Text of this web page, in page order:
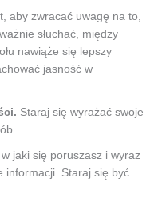
aby zwracać uwagę na to,
słuchać, między
nawiąże się lepszy
jasność w
Staraj się wyrażać swoje
jaki się poruszasz i wyraz
informacji. Staraj się być